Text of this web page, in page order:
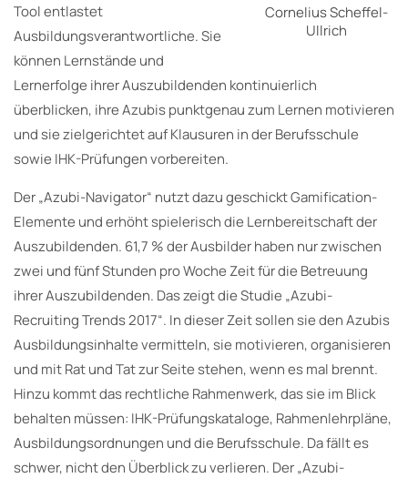
Cornelius Scheffel-
Ullrich
Tool entlastet
Ausbildungsverantwortliche. Sie
können Lernstände und
Lernerfolge ihrer Auszubildenden kontinuierlich
überblicken, ihre Azubis punktgenau zum Lernen motivieren
und sie zielgerichtet auf Klausuren in der Berufsschule
sowie IHK-Prüfungen vorbereiten.
Der „Azubi-Navigator“ nutzt dazu geschickt Gamification-
Elemente und erhöht spielerisch die Lernbereitschaft der
Auszubildenden. 61,7 % der Ausbilder haben nur zwischen
zwei und fünf Stunden pro Woche Zeit für die Betreuung
ihrer Auszubildenden. Das zeigt die Studie „Azubi-
Recruiting Trends 2017“. In dieser Zeit sollen sie den Azubis
Ausbildungsinhalte vermitteln, sie motivieren, organisieren
und mit Rat und Tat zur Seite stehen, wenn es mal brennt.
Hinzu kommt das rechtliche Rahmenwerk, das sie im Blick
behalten müssen: IHK-Prüfungskataloge, Rahmenlehrpläne,
Ausbildungsordnungen und die Berufsschule. Da fällt es
schwer, nicht den Überblick zu verlieren. Der „Azubi-